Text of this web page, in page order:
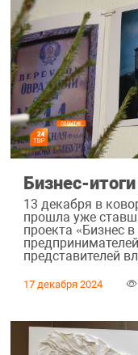
Бизнес-
13 декабря в
прошла уже
проекта «Бизнес
представителей
17 декабря 2024